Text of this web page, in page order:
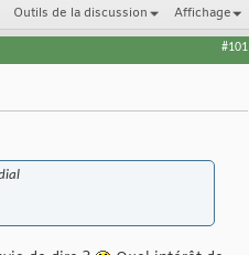
Outils de la discussion Affichage
#101